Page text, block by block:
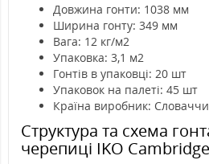
Довжина гонти: 1038 мм
Ширина гонту: 349 мм
Вага: 12 кг/м2
Упаковка: 3,1 м2
Гонтів в упаковці: 20 шт
Упаковок на палеті: 45 шт
Країна виробник:
Структура та схема
черепиці IKO